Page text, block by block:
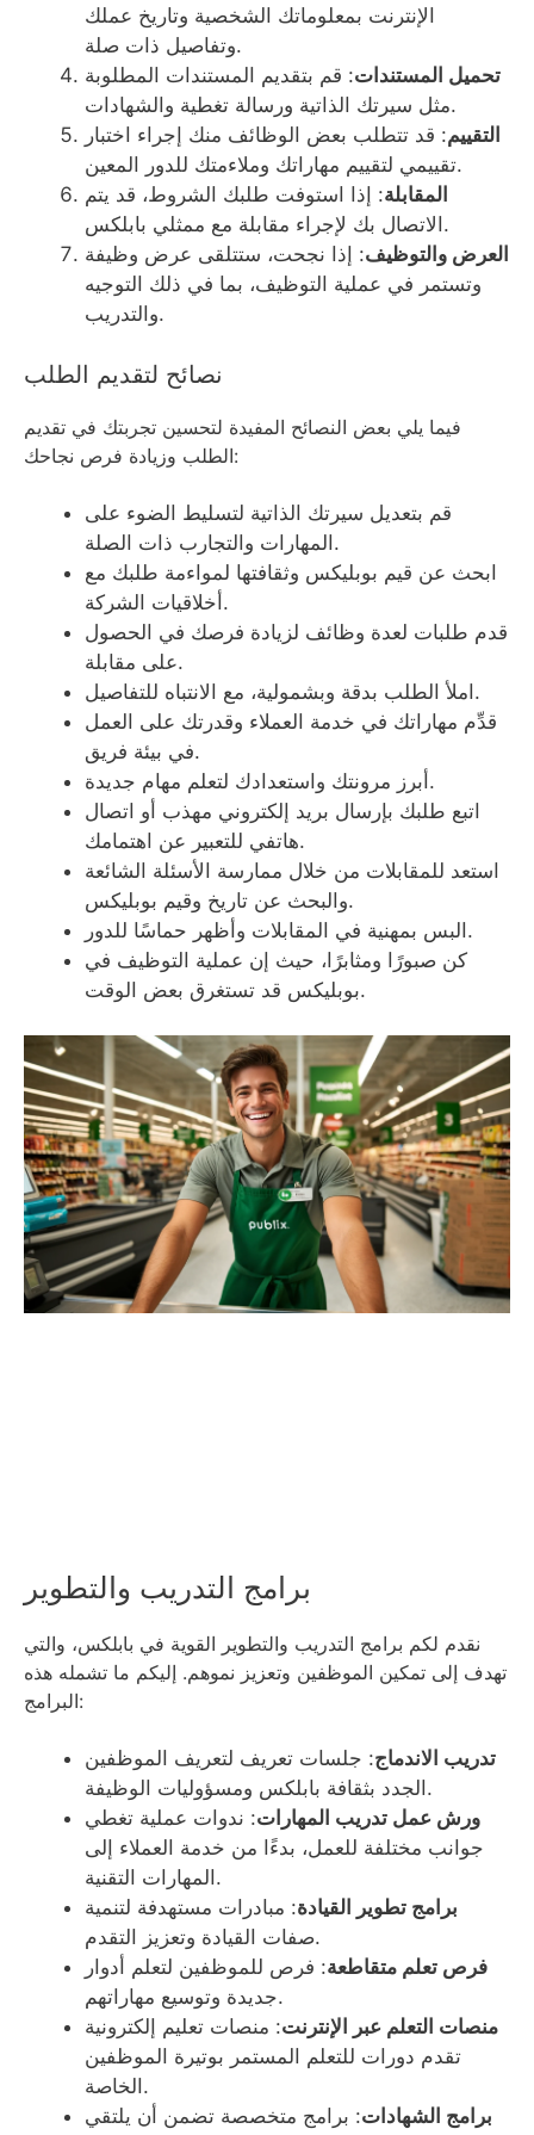
الإنترنت بمعلوماتك الشخصية وتاريخ عملك
وتفاصيل ذات صلة.
تحميل المستندات‏: قم بتقديم المستندات المطلوبة
مثل سيرتك الذاتية ورسالة تغطية والشهادات.
التقييم‏: قد تتطلب بعض الوظائف منك إجراء اختبار
تقييمي لتقييم مهاراتك وملاءمتك للدور المعين.
المقابلة‏: إذا استوفت طلبك الشروط، قد يتم
الاتصال بك لإجراء مقابلة مع ممثلي بابلكس.
العرض والتوظيف‏: إذا نجحت، ستتلقى عرض وظيفة
وتستمر في عملية التوظيف، بما في ذلك التوجيه
والتدريب.
نصائح لتقديم الطلب
فيما يلي بعض النصائح المفيدة لتحسين تجربتك في تقديم
الطلب وزيادة فرص نجاحك:
قم بتعديل سيرتك الذاتية لتسليط الضوء على
المهارات والتجارب ذات الصلة.
ابحث عن قيم بوبليكس وثقافتها لمواءمة طلبك مع
أخلاقيات الشركة.
قدم طلبات لعدة وظائف لزيادة فرصك في الحصول
على مقابلة.
املأ الطلب بدقة وبشمولية، مع الانتباه للتفاصيل.
قدِّم مهاراتك في خدمة العملاء وقدرتك على العمل
في بيئة فريق.
أبرز مرونتك واستعدادك لتعلم مهام جديدة.
اتبع طلبك بإرسال بريد إلكتروني مهذب أو اتصال
هاتفي للتعبير عن اهتمامك.
استعد للمقابلات من خلال ممارسة الأسئلة الشائعة
والبحث عن تاريخ وقيم بوبليكس.
البس بمهنية في المقابلات وأظهر حماسًا للدور.
كن صبورًا ومثابرًا، حيث إن عملية التوظيف في
بوبليكس قد تستغرق بعض الوقت.
برامج التدريب والتطوير
نقدم لكم برامج التدريب والتطوير القوية في بابلكس، والتي
تهدف إلى تمكين الموظفين وتعزيز نموهم. إليكم ما تشمله هذه
البرامج:
تدريب الاندماج: جلسات تعريف لتعريف الموظفين
الجدد بثقافة بابلكس ومسؤوليات الوظيفة.
ورش عمل تدريب المهارات: ندوات عملية تغطي
جوانب مختلفة للعمل، بدءًا من خدمة العملاء إلى
المهارات التقنية.
برامج تطوير القيادة: مبادرات مستهدفة لتنمية
صفات القيادة وتعزيز التقدم.
فرص تعلم متقاطعة: فرص للموظفين لتعلم أدوار
جديدة وتوسيع مهاراتهم.
منصات التعلم عبر الإنترنت: منصات تعليم إلكترونية
تقدم دورات للتعلم المستمر بوتيرة الموظفين
الخاصة.
برامج الشهادات: برامج متخصصة تضمن أن يلتقي